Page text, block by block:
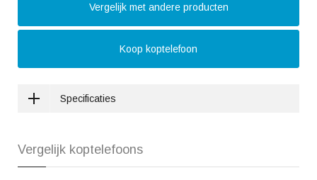
Vergelijk met andere producten
Koop koptelefoon
Specificaties
Vergelijk koptelefoons